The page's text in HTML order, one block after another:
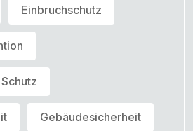
Einbruchschutz
Gebäudesicherheit